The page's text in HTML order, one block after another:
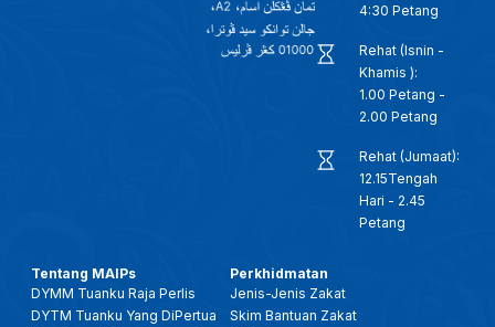
4:30 Petang
Rehat (Isnin -
Khamis ):
1.00 Petang -
2.00 Petang
Rehat (Jumaat):
12.15Tengah
Hari - 2.45
Petang
Tentang MAIPs
DYMM Tuanku Raja Perlis
DYTM Tuanku Yang DiPertua
Perkhidmatan
Jenis-Jenis Zakat
Skim Bantuan Zakat